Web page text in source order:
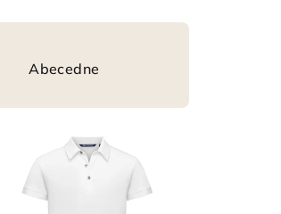
Abecedne